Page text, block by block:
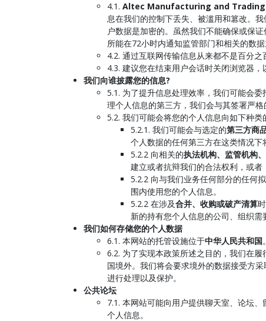
4.1. Altec Manufacturing and Trading
息在我们的控制下丢失、被滥用和篡改。
户数据是加密的。虽然我们不能确保或保
所能在72小时内通知监管部门和相关的数据
4.2. 通过互联网传输信息从来都不是百分
4.3. 建议您在结束用户会话时关闭浏览器
我们向谁披露您的信息?
5.1. 为了提升信息处理效率，我们可能会委
理个人信息的第三方，我们会与其签署严
5.2. 我们可能会将您的个人信息向如下种类
5.2.1. 我们可能会与选定的第三方商
个人数据的任何第三方在这类情况
5.2.2 向相关的执法机构、监管机构
建立或者抗辩我们的合法权利，或者
5.2.2 向与我们业务任何部分的任何
围内使用您的个人信息。
5.2.2 在涉及合并、收购或破产清算
新的持有您个人信息的公司、组织
我们如何存储您的个人数据
6.1. 本网站的托管设施位于中华人民共和国
6.2. 为了实现本政策所述之目的，我们在
国境外。我们将会要求境外的数据接受方
进行处理以及保护。
公共论坛
7.1. 本网站可能向用户提供聊天室、论坛
个人信息。